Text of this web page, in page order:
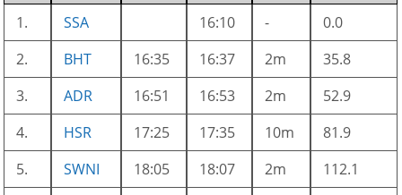
1.
SSA 16:10 -
0.0
2.
BHT 16:35 16:37 2m
35.8
3.
ADR 16:51 16:53 2m
52.9
4.
HSR 17:25 17:35 10m
81.9
5.
SWNI 18:05 18:07 2m
112.1